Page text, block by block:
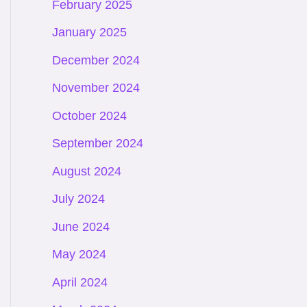
February 2025
January 2025
December 2024
November 2024
October 2024
September 2024
August 2024
July 2024
June 2024
May 2024
April 2024